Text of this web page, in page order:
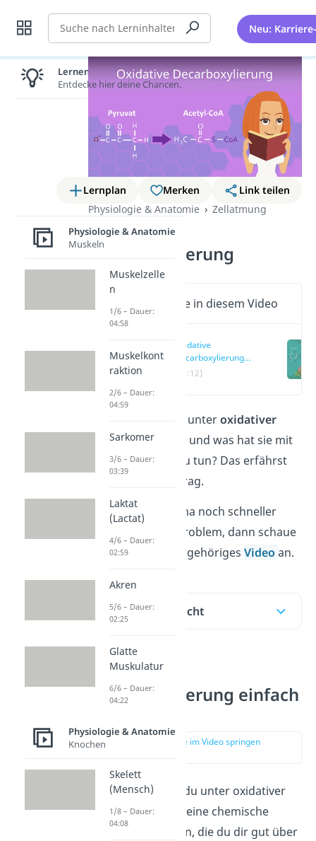
Suche Neu:
Lernplan Merken
Link teilen
Physiologie & Anatomie
Zellatmung
Oxidative
Decarboxylierung
Wichtige Inhalte in diesem Video
Oxidative
Decarboxylierung
einfach erklärt
(00:12)
Was versteht man unteroxidativer
Decarboxylierung
und was hat sie mit
Zellatmung
zu tun? Das erfährst
du in diesem Beitrag.
Du willst das Thema noch schneller
verstehen? Kein Problem, dann schaue
dir gerne unser zugehöriges Video an.
Inhaltsübersicht
Oxidative
Decarboxylierung einfach
zur Stelle im Video springen
Allgemein kannst du unter oxidativer
Decarboxylierung eine chemische
Reaktion verstehen, die du dir gut über
Lernen lohnt sich!
Entdecke hier deine Chancen.
Physiologie & Anatomie
Muskeln
Muskelzelle
n
1/6 – Dauer:
04:58
Muskelkont
raktion
2/6 – Dauer:
04:59
Sarkomer
3/6 – Dauer:
03:39
Laktat
(Lactat)
4/6 – Dauer:
02:59
Akren
5/6 – Dauer:
02:25
Glatte
Muskulatur
6/6 – Dauer:
04:22
Physiologie & Anatomie
Knochen
Skelett
(Mensch)
1/8 – Dauer:
04:08